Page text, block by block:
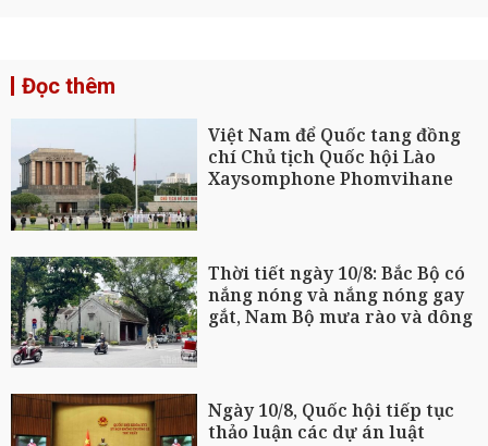
Đọc thêm
Việt Nam để Quốc tang đồng
chí Chủ tịch Quốc hội Lào
Xaysomphone Phomvihane
Thời tiết ngày 10/8: Bắc Bộ có
nắng nóng và nắng nóng gay
gắt, Nam Bộ mưa rào và dông
Ngày 10/8, Quốc hội tiếp tục
thảo luận các dự án luật